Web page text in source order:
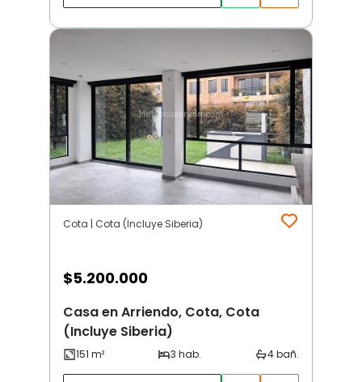
Cota | Cota (Incluye Siberia)
$5.200.000
Casa en Arriendo, Cota, Cota
(Incluye Siberia)